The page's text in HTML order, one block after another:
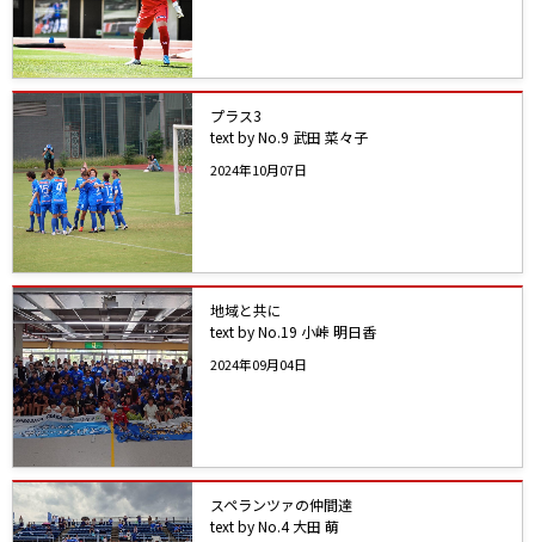
プラス3
text by No.9 武田 菜々子
2024年10月07日
地域と共に
text by No.19 小峠 明日香
2024年09月04日
スペランツァの仲間達
text by No.4 大田 萌